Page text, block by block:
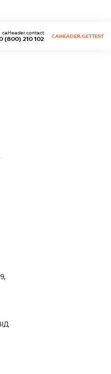
(800) 210 102
caHeader.contact
CAHEADER.GETTEST